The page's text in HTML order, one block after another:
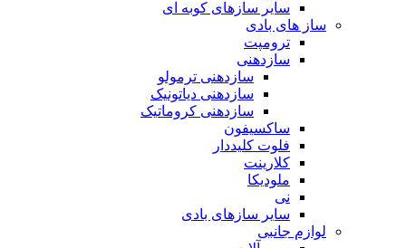
سایر سازهای کوبه ای
ساز های بادی
ترومپت
سازدهنی
سازدهنی ترمولو
سازدهنی دیاتونیک
سازدهنی کروماتیک
ساکسیفون
فلوت کلیددار
کلارینت
ملودیکا
نی
سایر سازهای بادی
لوازم جانبی